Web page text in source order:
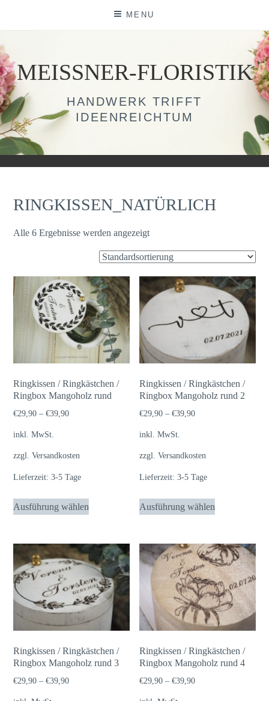
MENU
MEISSNER-FLORISTIK
HANDWERK TRIFFT
IDEENREICHTUM
RINGKISSEN_NATÜRLICH
Alle 6 Ergebnisse werden angezeigt
Ringkissen / Ringkästchen /
Ringbox Mangoholz rund
€29,90 –€39,90
inkl. MwSt.
zzgl.Versandkosten
Lieferzeit:3-5 Tage
Ausführung wählen
Dieses
Produkt
mehrere
Varianten
auf.
Die
Optionen
können
Ringkissen / Ringkästchen /
Ringbox Mangoholz rund 2
€29,90 –€39,90
inkl. MwSt.
zzgl.Versandkosten
Lieferzeit:3-5 Tage
Ausführung wählen
Dieses
Produkt
mehrere
Varianten
auf.
Die
Optionen
können
Ringkissen / Ringkästchen /
Ringbox Mangoholz rund 3
€29,90 –€39,90
Ringkissen / Ringkästchen /
Ringbox Mangoholz rund 4
€29,90 –€39,90